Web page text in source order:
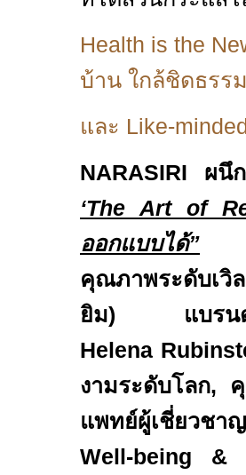
Health is the
บ้าน ใกล้ชิดธรร
และ Like-
NARASIRI ผนึ
‘The Art of
ออกแบบได้”
คุณภาพระดับเวิ
ยิม) แบรนด์อุป
Helena
งามระดับโลก,
แพทย์ผู้เชี่ยวชา
Well-being &